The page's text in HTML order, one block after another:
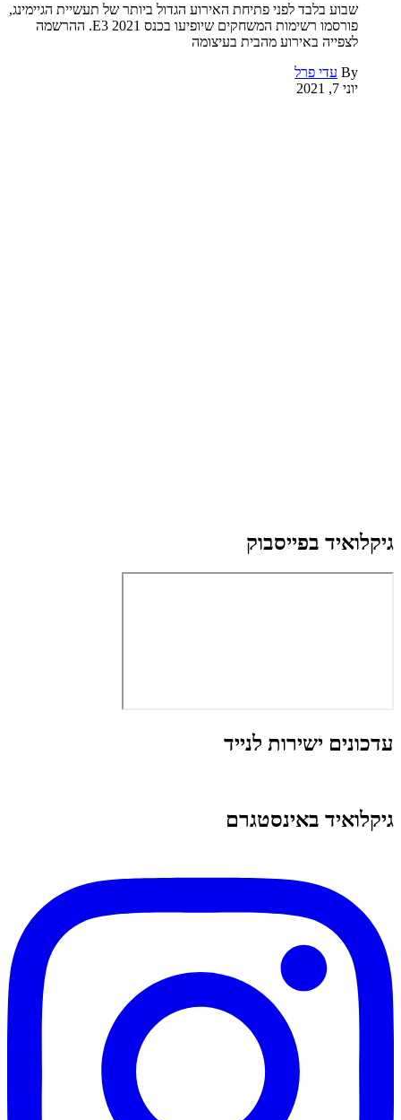
שבוע בלבד לפני פתיחת האירוע הגדול ביותר של תעשיית הגיימינג,
פורסמו רשימות המשחקים שיופיעו בכנס E3 2021. ההרשמה
לצפייה באירוע מהבית בעיצומה
By עדי פרל
יוני 7, 2021
גיקלואיד בפייסבוק
עדכונים ישירות לנייד
גיקלואיד באינסטגרם